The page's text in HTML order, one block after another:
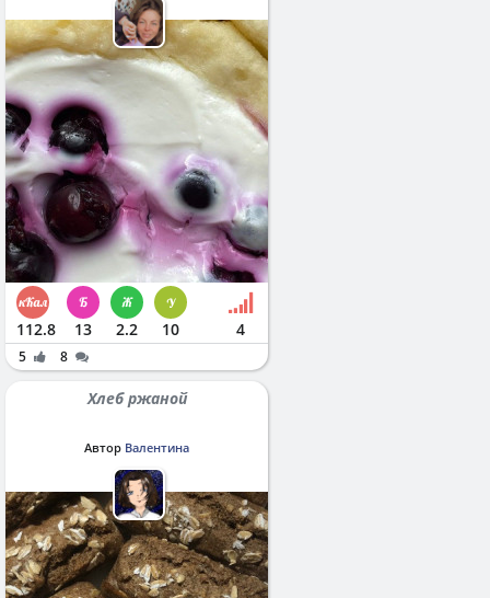
112.8 13 2.2 10 4
5 8
Хлеб ржаной
Автор Валентина